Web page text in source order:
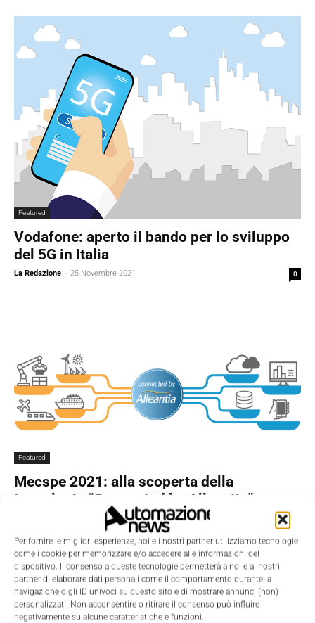
Per fornire le migliori esperienze, noi e i nostri partner utilizziamo tecnologie
come i cookie per memorizzare e/o accedere alle informazioni del
dispositivo. Il consenso a queste tecnologie permetterà a noi e ai nostri
partner di elaborare dati personali come il comportamento durante la
navigazione o gli ID univoci su questo sito e di mostrare annunci (non)
personalizzati. Non acconsentire o ritirare il consenso può influire
negativamente su alcune caratteristiche e funzioni.
Featured
Vodafone: aperto il bando per lo sviluppo
del 5G in Italia
La Redazione - 25 Novembre 2021 0
Featured
Mecspe 2021: alla scoperta della
tecnologia “Connected by Alleantia”
16 Novembre 2021